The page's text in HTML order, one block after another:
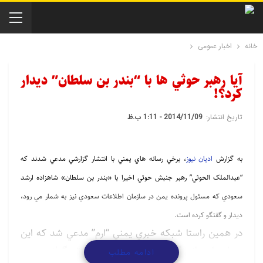
خانه اخبار عمومی
آيا رهبر حوثي ها با “بندر بن سلطان” ديدار
کرد؟!
تاریخ انتشار: 2014/11/09 - 1:11 ب.ظ
به گزارش ادیان نیوز، برخي رسانه هاي يمني با انتشار گزارشي مدعي شدند که
“عبدالملک الحوثي” رهبر جنبش حوثي اخيرا با «بندر بن سلطان» شاهزاده ارشد
سعودي که مسئول پرونده يمن در سازمان اطلاعات سعودي نيز به شمار مي رود،
ديدار و گفتگو کرده است.
در همين راستا شبکه خبري يمني “ارم” مدعي شد که اين
ديدار با ميانجيگري عمان و مصر صورت گرفته و به
ادامه مطلب